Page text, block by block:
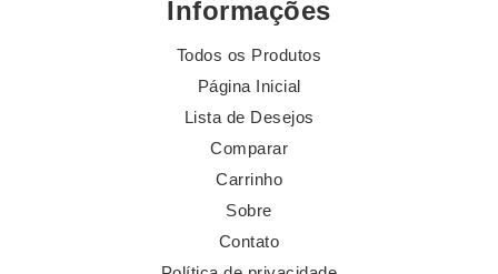
Informações
Todos os Produtos
Página Inicial
Lista de Desejos
Comparar
Carrinho
Sobre
Contato